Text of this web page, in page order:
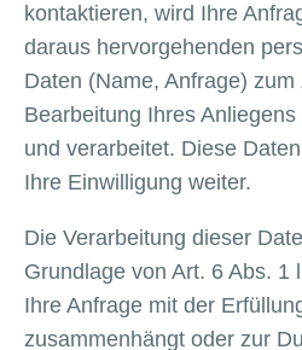
kontaktieren, wird Ihre
daraus hervorgehenden
Daten (Name, Anfrage)
Bearbeitung Ihres
und verarbeitet. Diese
Ihre Einwilligung weiter.
Die Verarbeitung dieser
Grundlage von Art. 6 Abs. 1
Ihre Anfrage mit der
zusammenhängt oder zur